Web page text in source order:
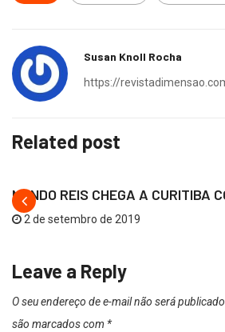
Susan Knoll Rocha
https://
Related post
NANDO REIS CHEGA A CURITIBA
2 de setembro de 2019
Leave a Reply
O seu endereço de e-mail não será
são marcados com *